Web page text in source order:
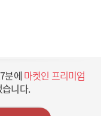
분에 마켓인 프리미엄
니다.